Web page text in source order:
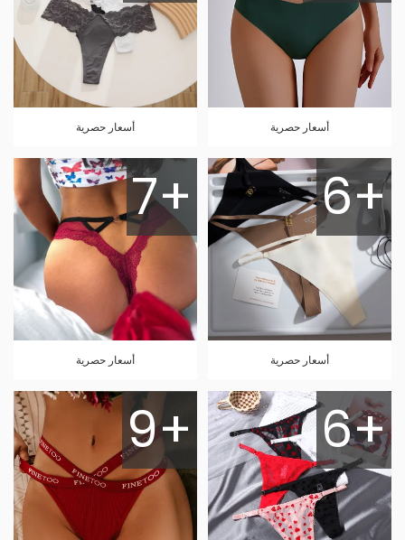
أسعار حصرية أسعار حصرية
6+
أسعار حصرية
7+
أسعار حصرية
6+
9+